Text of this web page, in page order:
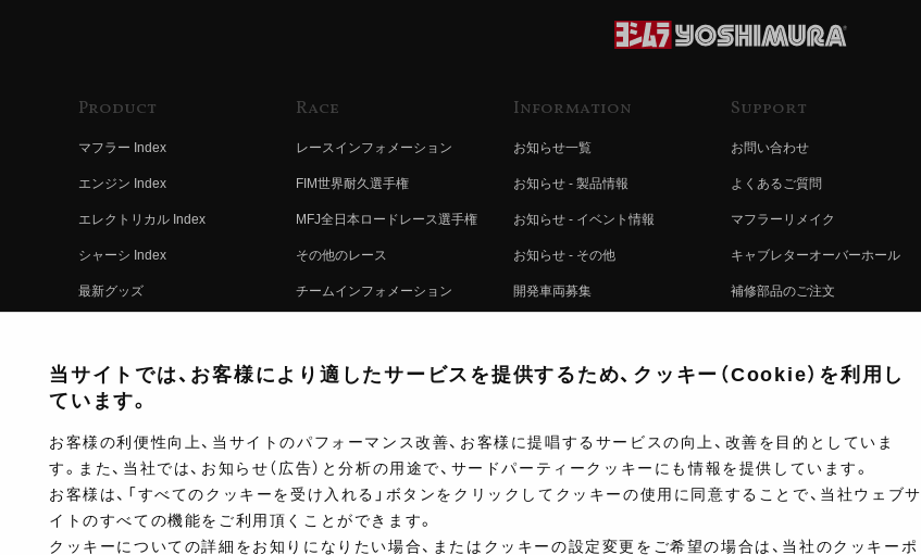
Product
マフラー Index
エンジン Index
エレクトリカル Index
シャーシ Index
最新グッズ
コンプリート
Race
レースインフォメーション
FIM世界耐久選手権
MFJ全日本ロードレース選手権
その他のレース
チームインフォメーション
レースムービー
Information
お知らせ一覧
お知らせ - 製品情報
お知らせ - イベント情報
お知らせ - その他
開発車両募集
注文方法
Support
お問い合わせ
よくあるご質問
マフラーリメイク
キャブレターオーバーホール
補修部品のご注文
製品に関する重要なお知らせ
ポイントについて
ショップ情報
製品マニュアル検索
当サイトでは、お客様により適したサービスを提供するため、クッキー（Cookie）を利用し
ています。
お客様の利便性向上、当サイトのパフォーマンス改善、お客様に提唱するサービスの向上、改善を目的としていま
す。また、当社では、お知らせ（広告）と分析の用途で、サードパーティークッキーにも情報を提供しています。
お客様は、「すべてのクッキーを受け入れる」ボタンをクリックしてクッキーの使用に同意することで、当社ウェブサ
イトのすべての機能をご利用頂くことができます。
クッキーについての詳細をお知りになりたい場合、またはクッキーの設定変更をご希望の場合は、当社のクッキーポ